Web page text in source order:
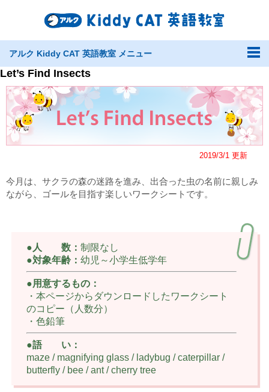
アルク Kiddy CAT 英語教室 メニュー
Let’s Find Insects
2019/3/1 更新
今月は、サクラの森の迷路を進み、出合った虫の名前に親しみ
ながら、ゴールを目指す楽しいワークシートです。
●人 数： 制限なし
●対象年齢： 幼児～小学生低学年
●用意するもの：
・本ページからダウンロードしたワークシート
のコピー（人数分）
・色鉛筆
●語 い：
maze / magnifying glass / ladybug / caterpillar /
butterfly / bee / ant / cherry tree